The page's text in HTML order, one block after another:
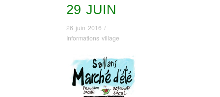
29 JUIN
26 juin 2016 /
Informations village